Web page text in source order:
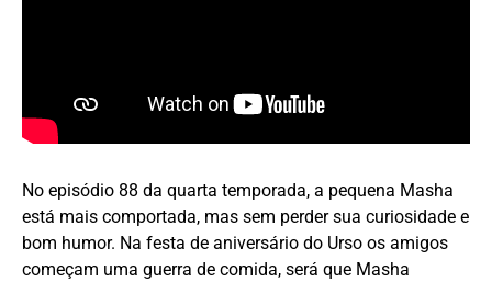
No episódio 88 da quarta temporada, a pequena Masha
está mais comportada, mas sem perder sua curiosidade e
bom humor. Na festa de aniversário do Urso os amigos
começam uma guerra de comida, será que Masha